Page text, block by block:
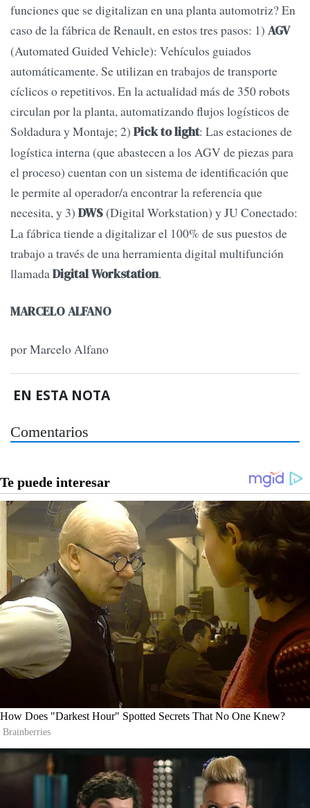
funciones que se digitalizan en una planta automotriz? En
caso de la fábrica de Renault, en estos tres pasos: 1) AGV
(Automated Guided Vehicle): Vehículos guiados
automáticamente. Se utilizan en trabajos de transporte
cíclicos o repetitivos. En la actualidad más de 350 robots
circulan por la planta, automatizando flujos logísticos de
Soldadura y Montaje; 2) Pick to light: Las estaciones de
logística interna (que abastecen a los AGV de piezas para
el proceso) cuentan con un sistema de identificación que
le permite al operador/a encontrar la referencia que
necesita, y 3) DWS(Digital Workstation) y JU Conectado:
La fábrica tiende a digitalizar el 100% de sus puestos de
trabajo a través de una herramienta digital multifunción
llamadaDigital Workstation.
MARCELO ALFANO
por Marcelo Alfano
EN ESTA NOTA
Comentarios